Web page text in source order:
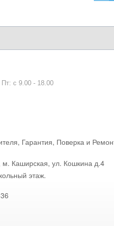
с 9.00 - 18.00
Гарантия, Поверка и
м. Каширская, ул. Кошкина д.4
этаж.